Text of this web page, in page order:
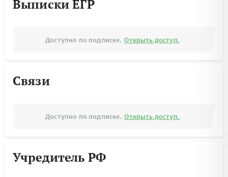
Выписки ЕГР
Доступно по подписке. Открыть доступ.
Связи
Доступно по подписке. Открыть доступ.
Учредитель РФ